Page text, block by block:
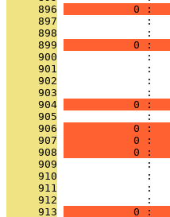
     896
0 :
     897
              :
     898
:
     899
0 :
     900
:
     901
              :
     902
:
     903
:
     904
0 :
     905
              :
     906
0 :
     907
0 :
     908
0 :
     909
:
     910
:
     911
              :
     912
:
     913
0 :